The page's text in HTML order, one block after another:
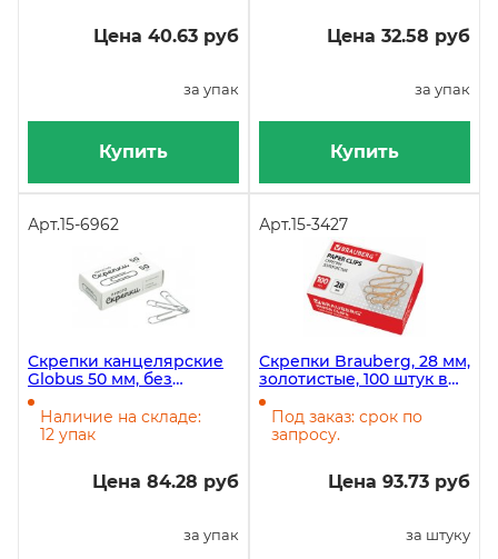
Цена 40.63 руб
за упак
Купить
Цена 32.58 руб
за упак
Купить
Арт.15-6962
Скрепки канцелярские
Globus 50 мм, без
покрытия, 50 штук в
упаковке
Наличие на складе:
12 упак
Цена 84.28 руб
за упак
Арт.15-3427
Скрепки Brauberg, 28 мм,
золотистые, 100 штук в
картонной коробке
Под заказ: срок по
запросу.
Цена 93.73 руб
за штуку